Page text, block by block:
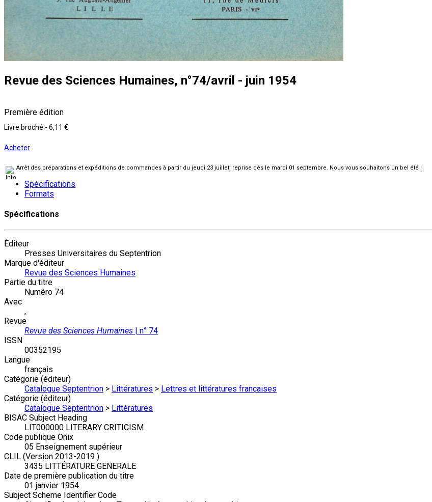
Revue des Sciences Humaines, n°74/avril - juin 1954
Première édition
Livre broché - 6,11 €
Acheter
Arrêt des préparations et expéditions de commandes à partir du jeudi 23 juillet, reprise dès le mardi 01 septembre. Nous vous souhaitons un bel été !
Spécifications
Formats
Spécifications
Éditeur
Presses Universitaires du Septentrion
Marque d'éditeur
Revue des Sciences Humaines
Partie du titre
Numéro 74
Avec
,
Revue
Revue des Sciences Humaines | n° 74
ISSN
00352195
Langue
français
Catégorie (éditeur)
Catalogue Septentrion > Littératures > Lettres et littératures françaises
Catégorie (éditeur)
Catalogue Septentrion > Littératures
BISAC Subject Heading
LIT000000 LITERARY CRITICISM
Code publique Onix
05 Enseignement supérieur
CLIL (Version 2013-2019 )
3435 LITTÉRATURE GENERALE
Date de première publication du titre
01 janvier 1954
Subject Scheme Identifier Code